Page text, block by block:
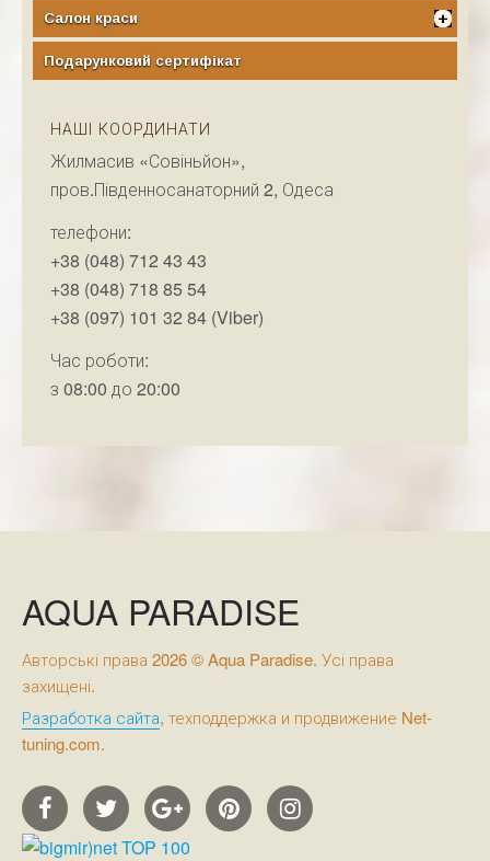
Салон краси
Подарунковий сертифікат
НАШІ КООРДИНАТИ
Жилмасив «Совіньйон»,
пров.Південносанаторний 2, Одеса
телефони:
+38 (048) 712 43 43
+38 (048) 718 85 54
+38 (097) 101 32 84 (Viber)
Час роботи:
з 08:00 до 20:00
AQUA PARADISE
Авторські права 2026 © Aqua Paradise. Усі права
захищені.
Разработка сайта, техподдержка и продвижение Net-
tuning.com.